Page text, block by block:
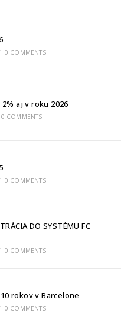
0 COMMENTS
aj v roku 2026
0 COMMENTS
0 COMMENTS
DO SYSTÉMU FC
0 COMMENTS
rokov v Barcelone
0 COMMENTS